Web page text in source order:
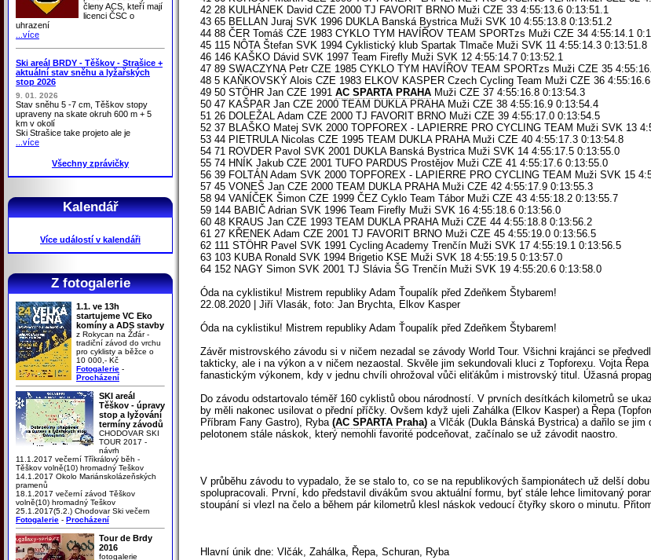
členy ACS, kteří mají
licenci ČSC o
uhrazení
...více
Ski areál BRDY - Těškov - Strašice +
aktuální stav sněhu a lyžařských
stop 2026
9. 01. 2026
Stav sněhu 5 -7 cm, Těškov stopy
upraveny na skate okruh 600 m + 5
km v okolí
Ski Strašice take projeto ale je
...více
Všechny zprávičky
Kalendář
Více událostí v kalendáři
Z fotogalerie
1.1. ve 13h
startujeme VC Eko
komíny a ADS stavby
z Rokycan na Žďár -
tradiční závod do vrchu
pro cyklisty a běžce o
10 000,- Kč
Fotogalerie -
Procházení
SKI areál
Těškov - úpravy
stop a lyžování
termíny závodů
CHODOVAR SKI
TOUR 2017 -
návrh
11.1.2017 večerní Tříkrálový běh -
Těškov volně(10) hromadný Teškov
14.1.2017 Okolo Mariánskolázeňských
pramenů
18.1.2017 večerní závod Těškov
volně(10) hromadný Teškov
25.1.2017(5.2.) Chodovar Ski večern
Fotogalerie - Procházení
Tour de Brdy
2016
fotogalerie
42 28 KULHÁNEK David CZE 2000 TJ FAVORIT BRNO Muži CZE 33 4:55:13.6 0:13:51.1
43 65 BELLAN Juraj SVK 1996 DUKLA Banská Bystrica Muži SVK 10 4:55:13.8 0:13:51.2
44 88 ČER Tomáš CZE 1983 CYKLO TYM HAVÍŘOV TEAM SPORTzs Muži CZE 34 4:55:14.1
45 115 NÔTA Štefan SVK 1994 Cyklistický klub Spartak Tlmače Muži SVK 11 4:55:14.3 0:13:51.8
46 146 KAŠKO Dávid SVK 1997 Team Firefly Muži SVK 12 4:55:14.7 0:13:52.1
47 89 SWACZYNA Petr CZE 1985 CYKLO TYM HAVÍŘOV TEAM SPORTzs Muži CZE 35
48 5 KAŇKOVSKÝ Alois CZE 1983 ELKOV KASPER Czech Cycling Team Muži CZE 36
49 50 STÖHR Jan CZE 1991 AC SPARTA PRAHA Muži CZE 37 4:55:16.8 0:13:54.3
50 47 KAŠPAR Jan CZE 2000 TEAM DUKLA PRAHA Muži CZE 38 4:55:16.9 0:13:54.4
51 26 DOLEŽAL Adam CZE 2000 TJ FAVORIT BRNO Muži CZE 39 4:55:17.0 0:13:54.5
52 37 BLAŠKO Matej SVK 2000 TOPFOREX - LAPIERRE PRO CYCLING TEAM Muži SVK 13
53 44 PIETRULA Nicolas CZE 1995 TEAM DUKLA PRAHA Muži CZE 40 4:55:17.3 0:13:54.8
54 71 ROVDER Pavol SVK 2001 DUKLA Banská Bystrica Muži SVK 14 4:55:17.5 0:13:55.0
55 74 HNÍK Jakub CZE 2001 TUFO PARDUS Prostějov Muži CZE 41 4:55:17.6 0:13:55.0
56 39 FOLTÁN Adam SVK 2000 TOPFOREX - LAPIERRE PRO CYCLING TEAM Muži SVK 15
57 45 VONEŠ Jan CZE 2000 TEAM DUKLA PRAHA Muži CZE 42 4:55:17.9 0:13:55.3
58 94 VANÍČEK Šimon CZE 1999 ČEZ Cyklo Team Tábor Muži CZE 43 4:55:18.2 0:13:55.7
59 144 BABIČ Adrian SVK 1996 Team Firefly Muži SVK 16 4:55:18.6 0:13:56.0
60 48 KRAUS Jan CZE 1993 TEAM DUKLA PRAHA Muži CZE 44 4:55:18.8 0:13:56.2
61 27 KŘENEK Adam CZE 2001 TJ FAVORIT BRNO Muži CZE 45 4:55:19.0 0:13:56.5
62 111 STÖHR Pavel SVK 1991 Cycling Academy Trenčín Muži SVK 17 4:55:19.1 0:13:56.5
63 103 KUBA Ronald SVK 1994 Brigetio KSE Muži SVK 18 4:55:19.5 0:13:57.0
64 152 NAGY Simon SVK 2001 TJ Slávia ŠG Trenčín Muži SVK 19 4:55:20.6 0:13:58.0
Óda na cyklistiku! Mistrem republiky Adam Ťoupalík před Zdeňkem Štybarem!
22.08.2020 | Jiří Vlasák, foto: Jan Brychta, Elkov Kasper
Óda na cyklistiku! Mistrem republiky Adam Ťoupalík před Zdeňkem Štybarem!
Závěr mistrovského závodu si v ničem nezadal se závody World Tour. Všichni krajánci se
takticky, ale i na výkon a v ničem nezaostal. Skvěle jim sekundovali kluci z Topforexu. Vojta
fanastickým výkonem, kdy v jednu chvíli ohrožoval vůči eliťákům i mistrovský titul. Úžasná
Do závodu odstartovalo téměř 160 cyklistů obou národností. V prvních desítkách kilometrů se
by měli nakonec usilovat o přední příčky. Ovšem když ujeli Zahálka (Elkov Kasper) a Řepa
Příbram Fany Gastro), Ryba (AC SPARTA Praha) a Vlčák (Dukla Bánská Bystrica) a dařilo se jim
pelotonem stále náskok, který nemohli favorité podceňovat, začínalo se už závodit naostro.
V průběhu závodu to vypadalo, že se stalo to, co se na republikových šampionátech už delší
spolupracovali. První, kdo představil divákům svou aktuální formu, byť stále lehce limitovaný
stoupání si vlezl na čelo a během pár kilometrů klesl náskok vedoucí čtyřky skoro o minutu.
Hlavní únik dne: Vlčák, Zahálka, Řepa, Schuran, Ryba